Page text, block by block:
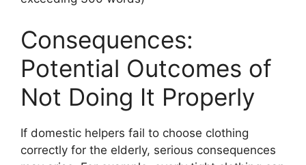
Consequences:
Potential Outcomes of
Not Doing It Properly
If domestic helpers fail to choose clothing
correctly for the elderly, serious consequences